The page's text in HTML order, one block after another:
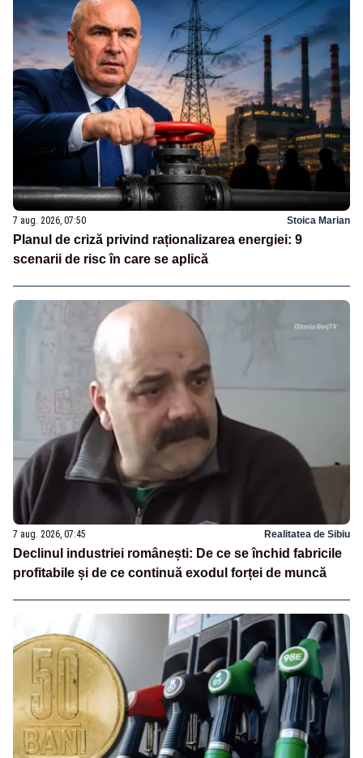
7 aug. 2026, 07:50 Stoica Marian
Planul de criză privind raționalizarea energiei: 9
scenarii de risc în care se aplică
7 aug. 2026, 07:45 Realitatea de Sibiu
Declinul industriei românești: De ce se închid fabricile
profitabile și de ce continuă exodul forței de muncă